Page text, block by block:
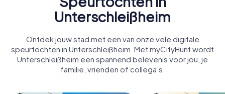
Unterschleißheim
Ontdek jouw stad met een van onze vele digitale
speurtochten in Unterschleißheim. Met myCityHunt wordt
Unterschleißheim een spannend belevenis voor jou, je
familie, vrienden of collega’s.